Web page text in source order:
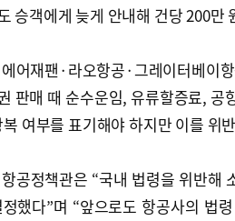
승객에게 늦게 안내해 건당 200만
어재팬·라오항공·그레이터베이
판매 때 순수운임, 유류할증료, 공
여부를 표기해야 하지만 이를 위
공정책관은 “국내 법령을 위반해
했다”며 “앞으로도 항공사의 법